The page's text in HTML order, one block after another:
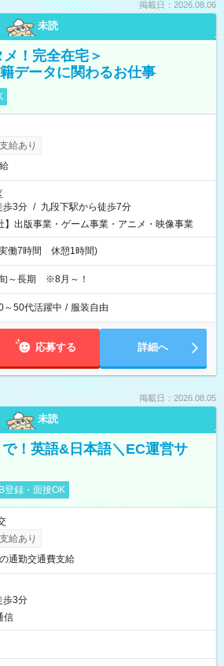
掲載日：2026.08.06
未読
！完全在宅＞
データに関わるお仕事
給あり
歩3分 / 九段下駅から徒歩7分
】出版事業・ゲーム事業・アニメ・映像事業
働7時間 休憩1時間)
～長期 ※8月～！
～50代活躍中 / 服装自由
応募する 詳細へ
掲載日：2026.08.05
未読
！英語&日本語＼EC運営サ
登録・面接OK
給あり
通勤交通費支給
歩3分
信